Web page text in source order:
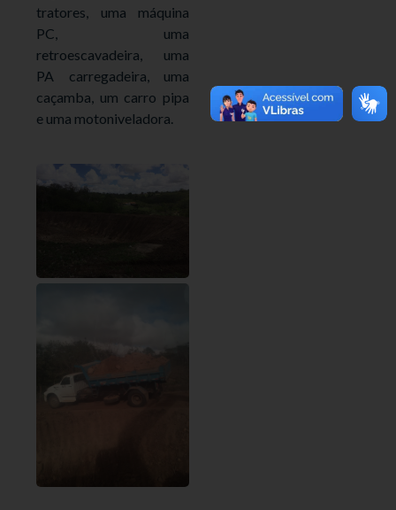
tratores, uma máquina
PC, uma
retroescavadeira, uma
PA carregadeira, uma
caçamba, um carro pipa
e uma motoniveladora.